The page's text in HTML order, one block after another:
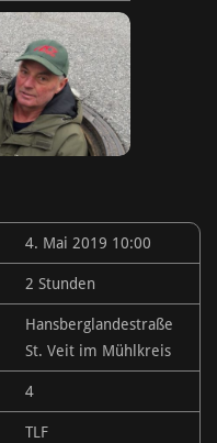
4. Mai 2019 10:00
2 Stunden
Hansberglandestraße
St. Veit im Mühlkreis
4
TLF